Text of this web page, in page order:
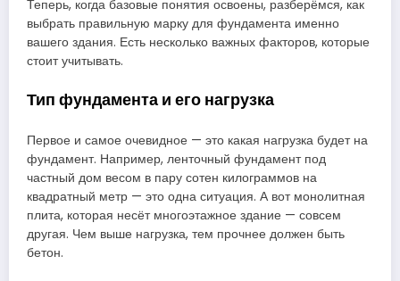
Теперь, когда базовые понятия освоены, разберёмся, как
выбрать правильную марку для фундамента именно
вашего здания. Есть несколько важных факторов, которые
стоит учитывать.
Тип фундамента и его нагрузка
Первое и самое очевидное — это какая нагрузка будет на
фундамент. Например, ленточный фундамент под
частный дом весом в пару сотен килограммов на
квадратный метр — это одна ситуация. А вот монолитная
плита, которая несёт многоэтажное здание — совсем
другая. Чем выше нагрузка, тем прочнее должен быть
бетон.